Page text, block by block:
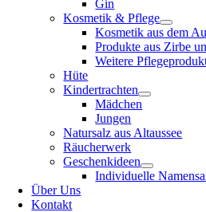
Gin
Kosmetik & Pflege
Kosmetik aus dem
Produkte aus Zirbe
Weitere
Hüte
Kindertrachten
Mädchen
Jungen
Natursalz aus Altaussee
Räucherwerk
Geschenkideen
Individuelle
Über Uns
Kontakt